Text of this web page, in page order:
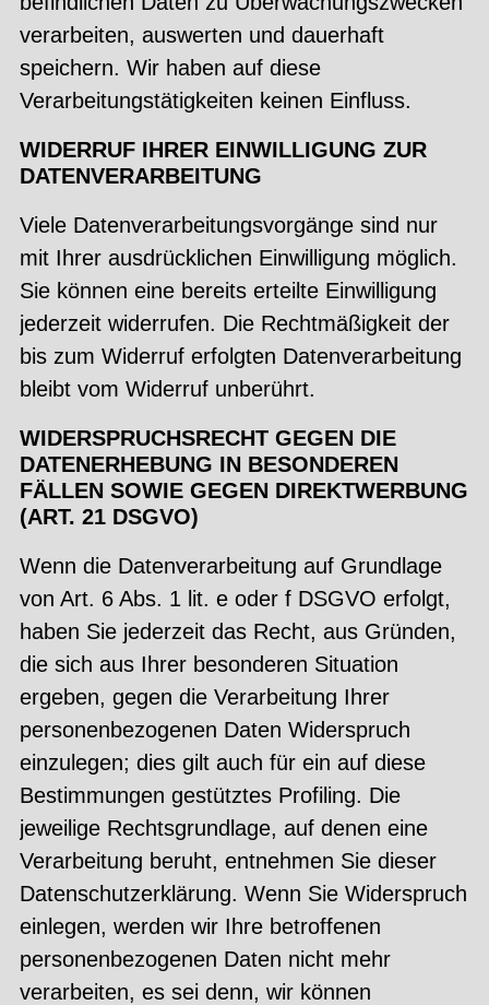
verarbeiten, auswerten und dauerhaft
speichern. Wir haben auf diese
Verarbeitungstätigkeiten keinen Einfluss.
WIDERRUF IHRER EINWILLIGUNG ZUR
DATENVERARBEITUNG
Viele Datenverarbeitungsvorgänge sind nur
mit Ihrer ausdrücklichen Einwilligung möglich.
Sie können eine bereits erteilte Einwilligung
jederzeit widerrufen. Die Rechtmäßigkeit der
bis zum Widerruf erfolgten Datenverarbeitung
bleibt vom Widerruf unberührt.
WIDERSPRUCHSRECHT GEGEN DIE
DATENERHEBUNG IN BESONDEREN
FÄLLEN SOWIE GEGEN DIREKTWERBUNG
(ART. 21 DSGVO)
Wenn die Datenverarbeitung auf Grundlage
von Art. 6 Abs. 1 lit. e oder f DSGVO erfolgt,
haben Sie jederzeit das Recht, aus Gründen,
die sich aus Ihrer besonderen Situation
ergeben, gegen die Verarbeitung Ihrer
personenbezogenen Daten Widerspruch
einzulegen; dies gilt auch für ein auf diese
Bestimmungen gestütztes Profiling. Die
jeweilige Rechtsgrundlage, auf denen eine
Verarbeitung beruht, entnehmen Sie dieser
Datenschutzerklärung. Wenn Sie Widerspruch
einlegen, werden wir Ihre betroffenen
personenbezogenen Daten nicht mehr
verarbeiten, es sei denn, wir können